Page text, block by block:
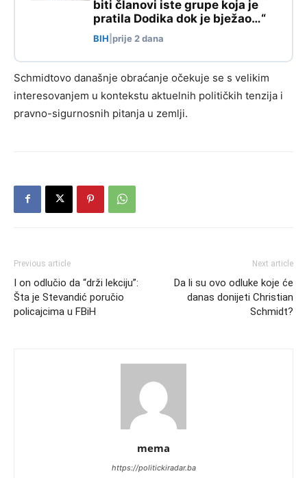
biti članovi iste grupe koja je
pratila Dodika dok je bježao…“
BIH prije 2 dana
Schmidtovo današnje obraćanje očekuje se s velikim
interesovanjem u kontekstu aktuelnih političkih tenzija i
pravno-sigurnosnih pitanja u zemlji.
Previous article
I on odlučio da “drži lekciju”:
Šta je Stevandić poručio
policajcima u FBiH
Next article
Da li su ovo odluke koje će
danas donijeti Christian
Schmidt?
mema
https://politickiradar.ba